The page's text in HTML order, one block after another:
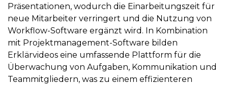
Präsentationen, wodurch die Einarbeitungszeit für
neue Mitarbeiter verringert und die Nutzung von
Workflow-Software ergänzt wird. In Kombination
mit Projektmanagement-Software bilden
Erklärvideos eine umfassende Plattform für die
Überwachung von Aufgaben, Kommunikation und
Teammitgliedern, was zu einem effizienteren